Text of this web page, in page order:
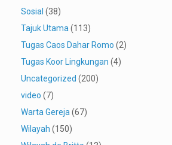
Sosial (38)
Tajuk Utama (113)
Tugas Caos Dahar Romo (2)
Tugas Koor Lingkungan (4)
Uncategorized (200)
video (7)
Warta Gereja (67)
Wilayah (150)